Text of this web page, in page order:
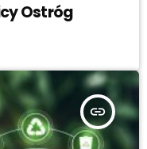
Ostróg
insert_link